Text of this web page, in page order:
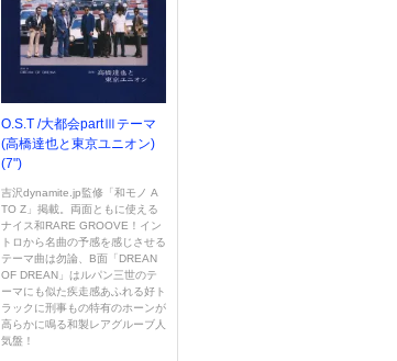
O.S.T /大都会partⅢテーマ
(高橋達也と東京ユニオン)
(7")
吉沢dynamite.jp監修「和モノ A
TO Z」掲載。両面ともに使える
ナイス和RARE GROOVE！イン
トロから名曲の予感を感じさせる
テーマ曲は勿論、B面「DREAN
OF DREAN」はルパン三世のテ
ーマにも似た疾走感あふれる好ト
ラックに刑事もの特有のホーンが
高らかに鳴る和製レアグルーブ人
気盤！